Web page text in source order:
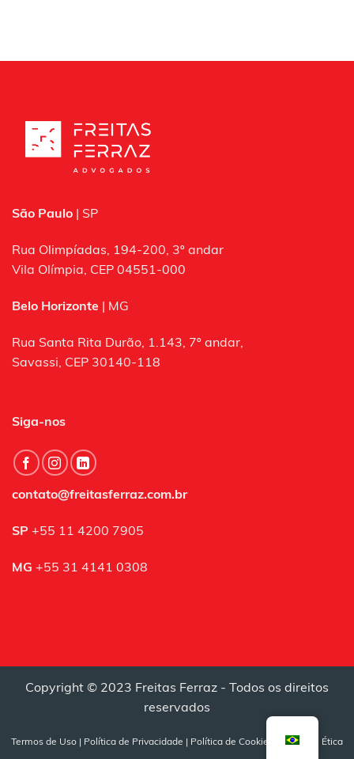
São Paulo | SP
Rua Olimpíadas, 194-200, 3º andar
Vila Olímpia, CEP 04551-000
Belo Horizonte | MG
Rua Santa Rita Durão, 1.143, 7º andar,
Savassi, CEP 30140-118
Siga-nos
contato@freitasferraz.com.br
SP +55 11 4200 7905
MG +55 31 4141 0308
Copyright © 2023 Freitas Ferraz - Todos os direitos
reservados
Termos de Uso Política de Privacidade Política de Cookies Canal de Ética